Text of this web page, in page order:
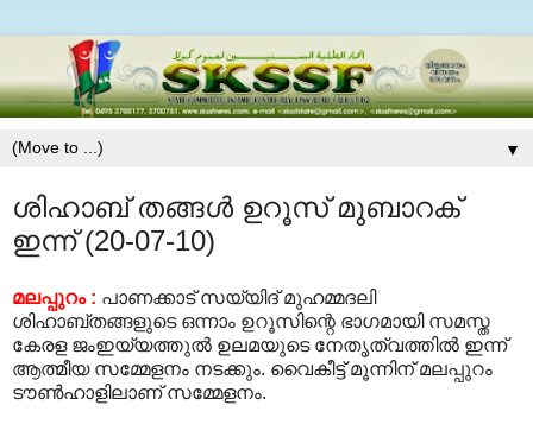
▼
ശിഹാബ് തങ്ങള്‍ ഉറൂസ് മുബാറക്
ഇന്ന് (20-07-10)
മലപ്പുറം : പാണക്കാട് സയ്യിദ് മുഹമ്മദലി
ശിഹാബ്തങ്ങളുടെ ഒന്നാം ഉറൂസിന്റെ ഭാഗമായി സമസ്ത
കേരള ജംഇയ്യത്തുല്‍ ഉലമയുടെ നേതൃത്വത്തില്‍ ഇന്ന്
ആത്മീയ സമ്മേളനം നടക്കും. വൈകീട്ട് മൂന്നിന് മലപ്പുറം
ടൗണ്‍ഹാളിലാണ് സമ്മേളനം.